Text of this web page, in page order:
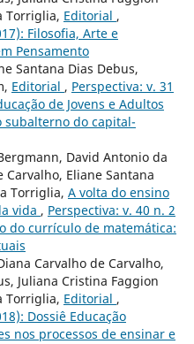
Torriglia, Editorial ,
Filosofia, Arte e
Pensamento
Santana Dias Debus,
Editorial , Perspectiva: v. 31
de Jovens e Adultos
do capital-
David Antonio da
Carvalho, Eliane Santana
Torriglia, A volta do ensino
vida , Perspectiva: v. 40 n. 2
do currículo de matemática:
Carvalho de Carvalho,
Juliana Cristina Faggion
Torriglia, Editorial ,
Dossiê Educação
nos processos de ensinar e